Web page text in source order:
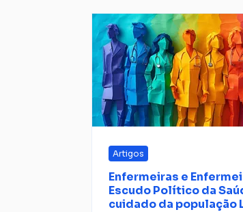
Artigos
Enfermeiras e
Escudo Político da
cuidado da população